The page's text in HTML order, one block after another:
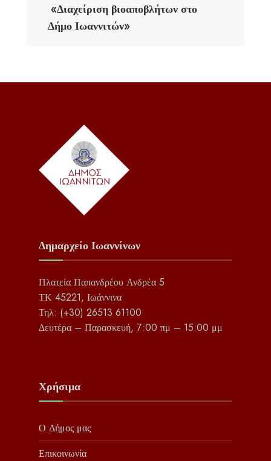
«Διαχείριση βιοαποβλήτων στο
Δήμο Ιωαννιτών»
Δημαρχείο Ιωαννίνων
Πλατεία Παπανδρέου Ανδρέα 5
ΤΚ 45221, Ιωάννινα
Τηλ: (+30) 26513 61100
Δευτέρα – Παρασκευή, 7:00 πμ – 15:00 μμ
Χρήσιμα
Ο Δήμος μας
Επικοινωνία